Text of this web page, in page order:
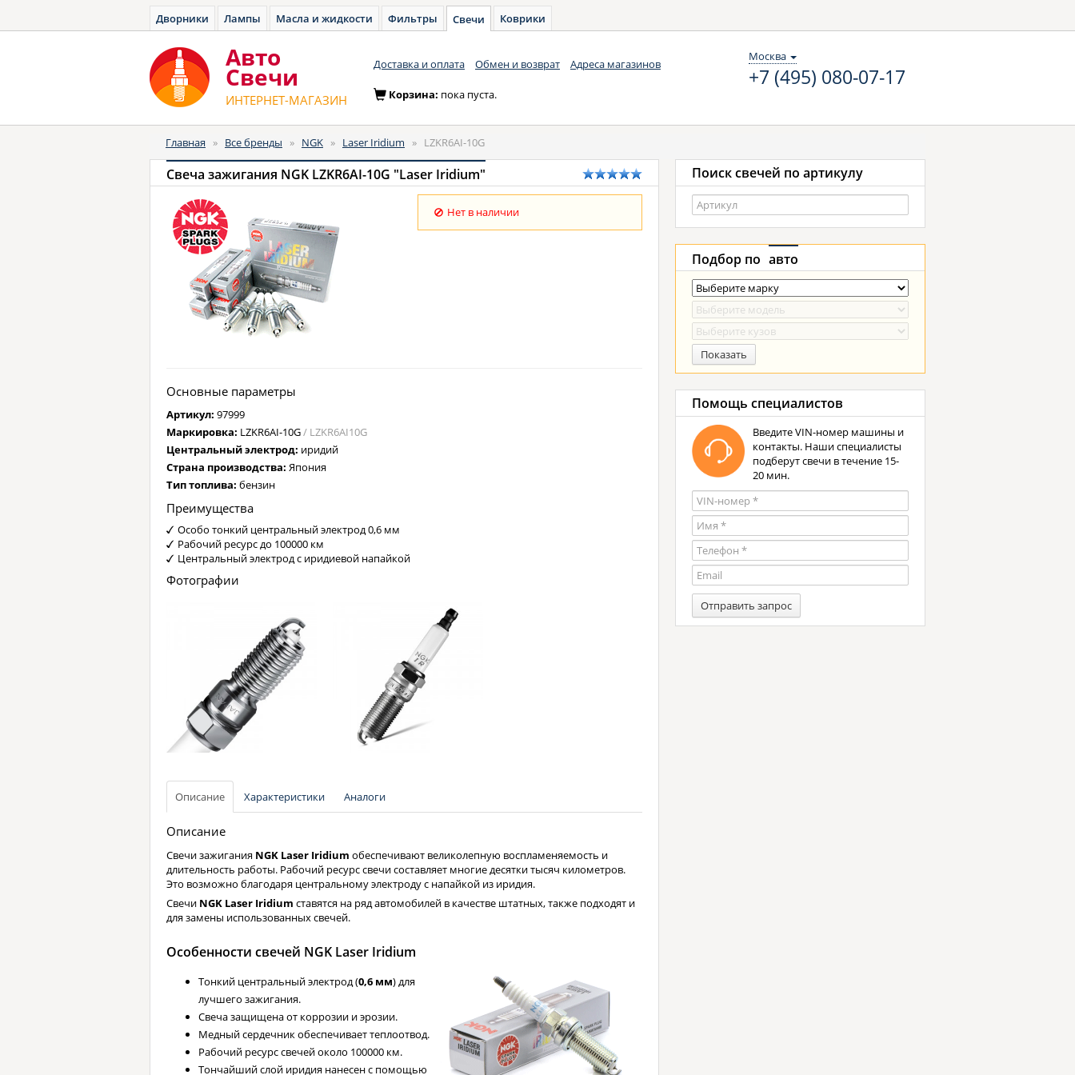
Дворники Лампы Масла и жидкости Фильтры Свечи Коврики
Авто
Cвечи
ИНТЕРНЕТ-МАГАЗИН
Доставка и оплата Обмен и возврат Адреса магазинов
Москва
+7 (495) 080-07-17
Корзина: пока пуста.
Главная » Все бренды » NGK » Laser Iridium » LZKR6AI-10G
Свеча зажигания NGK LZKR6AI-10G "Laser Iridium"
Нет в наличии
Основные параметры
Артикул: 97999
Маркировка: LZKR6AI-10G/ LZKR6AI10G
Центральный электрод: иридий
Страна производства: Япония
Тип топлива: бензин
Преимущества
Особо тонкий центральный электрод 0,6 мм
Рабочий ресурс до 100000 км
Центральный электрод с иридиевой напайкой
Фотографии
Описание Характеристики Аналоги
Описание
Свечи зажигания NGK Laser Iridium обеспечивают великолепную воспламеняемость и
длительность работы. Рабочий ресурс свечи составляет многие десятки тысяч километров.
Это возможно благодаря центральному электроду с напайкой из иридия.
Свечи NGK Laser Iridium ставятся на ряд автомобилей в качестве штатных, также подходят и
для замены использованных свечей.
Особенности свечей NGK Laser Iridium
Тонкий центральный электрод (0,6 мм) для
лучшего зажигания.
Свеча защищена от коррозии и эрозии.
Медный сердечник обеспечивает теплоотвод.
Рабочий ресурс свечей около 100000 км.
Тончайший слой иридия нанесен с помощью
Поиск свечей по артикулу
Подбор по авто
Показать
Помощь специалистов
Введите VIN-номер машины и
контакты. Наши специалисты
подберут свечи в течение 15-
20 мин.
Отправить запрос